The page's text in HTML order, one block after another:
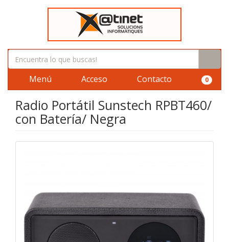
Menú Acceso Contacto 0
Radio Portátil Sunstech RPBT460/
con Batería/ Negra